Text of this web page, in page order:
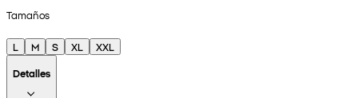
Tamaños
L M S XL
XXL
Detalles